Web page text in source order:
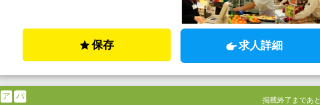
保存 求人詳細
ア パ 掲載終了まであと